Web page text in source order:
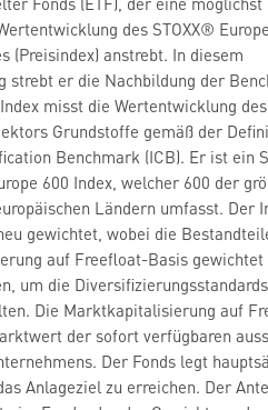
des STOXX®
(Preisindex) anstrebt. In diesem
strebt er die Nachbildung der
misst die Wertentwicklung des
Grundstoffe gemäß der
Benchmark (ICB). Er ist ein
600 Index, welcher 600 der
Ländern umfasst. Der
gewichtet, wobei die
auf Freefloat-Basis gewichtet
um die
Die Marktkapitalisierung auf
der sofort verfügbaren
Der Fonds legt
Anlageziel zu erreichen. Der